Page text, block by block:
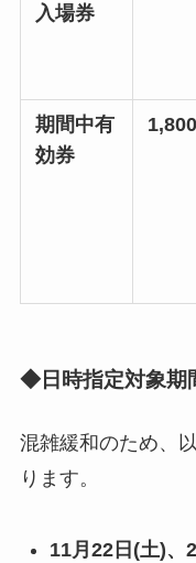
入場券
期間中有
効券
◆日時指定対象期
混雑緩和のため、
ります。
11月22日(土)、